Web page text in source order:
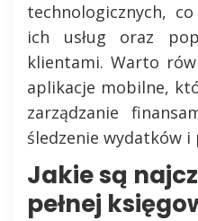
technologicznych,
ich usług oraz
klientami. Warto
aplikacje mobilne,
zarządzanie
śledzenie wydatków i
Jakie są
pełnej